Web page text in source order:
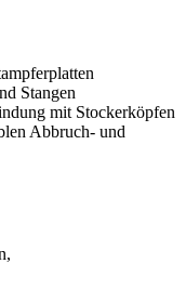
Stangen
mit Stockerköpfen
Abbruch- und